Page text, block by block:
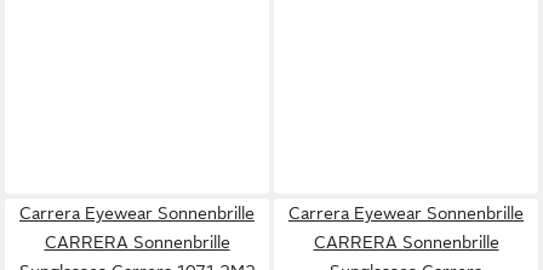
Carrera Eyewear Sonnenbrille
CARRERA Sonnenbrille
Carrera Eyewear Sonnenbrille
CARRERA Sonnenbrille